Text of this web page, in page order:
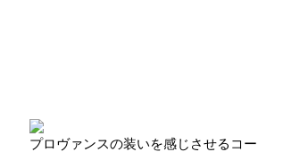
プロヴァンスの装いを感じさせるコー